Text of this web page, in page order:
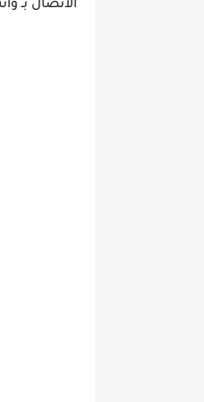
الاتصال بـ